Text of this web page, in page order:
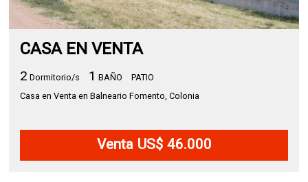
CASA EN VENTA
2 Dormitorio/s 1 BAÑO
PATIO
Casa en Venta en Balneario Fomento, Colonia
Venta US$ 46.000